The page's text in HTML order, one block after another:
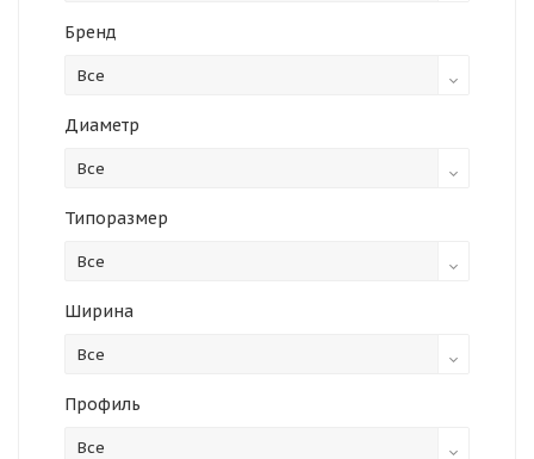
Бренд
Все
Диаметр
Все
Типоразмер
Все
Ширина
Все
Профиль
Все